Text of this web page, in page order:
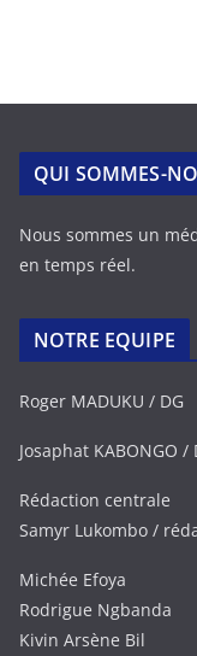
QUI SOMMES-
Nous sommes un
en temps réel.
NOTRE EQUIPE
Roger MADUKU / DG
Josaphat KABONGO /
Rédaction centrale
Samyr Lukombo /
Michée Efoya
Rodrigue Ngbanda
Kivin Arsène Bil